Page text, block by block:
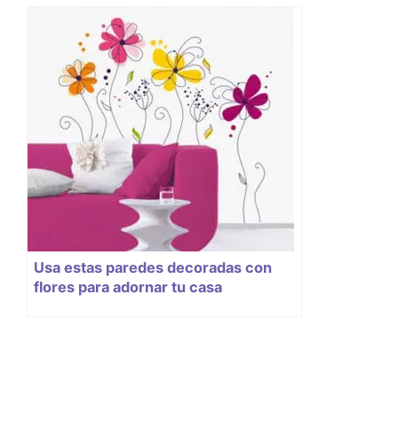
Usa estas paredes decoradas con
flores para adornar tu casa